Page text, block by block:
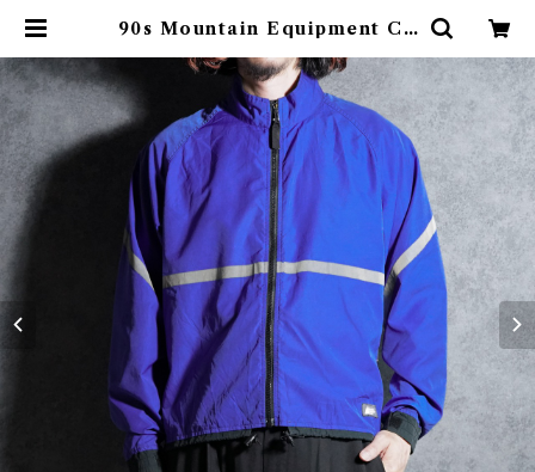
90s Mountain Equipment Co
ウンテンエクイップメント ヴィンテ
ージ サイクル ジャケット サイクリ
ング | mark & collars (マークア
ンドカラーズ)